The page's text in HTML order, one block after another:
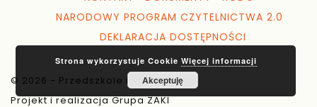
NARODOWY PROGRAM CZYTELNICTWA 2.0
DEKLARACJA DOSTĘPNOŚCI
© 2026 - Przedszkole nr 1 Tuchola
Projekt i realizacja Grupa ZAKI
Strona wykorzystuje Cookie Więcej informacji
Akceptuję